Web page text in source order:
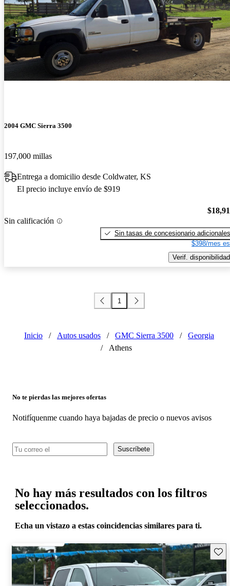
2004 GMC Sierra 3500
197,000 millas
Entrega a domicilio desde Coldwater, KS
El precio incluye envío de $919
Sin calificación
Sin tasas de concesionario adicionales
$398/mes
Verif. disponibilidad
1
Inicio / Autos usados / GMC Sierra 3500 /
Georgia
/
Athens
No te pierdas las mejores ofertas
Notifíquenme cuando haya bajadas de precio o nuevos avisos
Suscríbete
No hay más resultados con los filtros
seleccionados.
Echa un vistazo a estas coincidencias similares para ti.